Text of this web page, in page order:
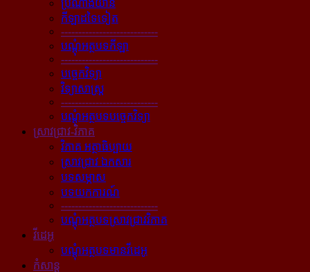
ប្រណាំងយាន
កីឡាដទៃទៀត
----------------------------
បណ្ដុំអត្ថបទកីឡា
----------------------------
បច្ចេកវិទ្យា
វិទ្យាសាស្ត្រ
----------------------------
បណ្ដុំអត្ថបទបច្ចេកវិទ្យា
ស្រាវជ្រាវ-វិភាគ
វិភាគ អត្ថាធិប្បាយ
ស្រាវជ្រាវ ឯកសារ
បទសម្ភាស
បទយកការណ៍
----------------------------
បណ្ដុំអត្ថបទស្រាវជ្រាវវិភាគ
វីដេអូ
បណ្ដុំអត្ថបទមានវីដេអូ
កំសាន្ដ